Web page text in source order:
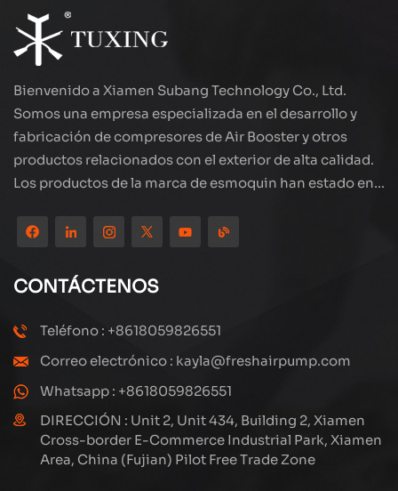
Bienvenido a Xiamen Subang Technology Co., Ltd.
Somos una empresa especializada en el desarrollo y
fabricación de compresores de Air Booster y otros
productos relacionados con el exterior de alta calidad.
Los productos de la marca de esmoquin han estado en
ubicada en el hermoso paisaje de la ciudad costera:
Xiamen, nuestros productos se exportan a más de 80
países y regiones, con una excelente calidad ha ganado
una amplia reputación internacional. Subang
Technology tiene un equipo de ventas profesional y un
estamos explorando y estudiando cómo actualizar
continuamente nuestros productos a través de la
innovación para satisfacer las crecientes necesidades
de los clientes. El enfoque central de la compañía en la
producción y fabricación de compresores de alta
CONTÁCTENOS
Teléfono : +8618059826551
Correo electrónico : kayla@freshairpump.com
Whatsapp : +8618059826551
DIRECCIÓN : Unit 2, Unit 434, Building 2, Xiamen
Cross-border E-Commerce Industrial Park, Xiamen
Area, China (Fujian) Pilot Free Trade Zone